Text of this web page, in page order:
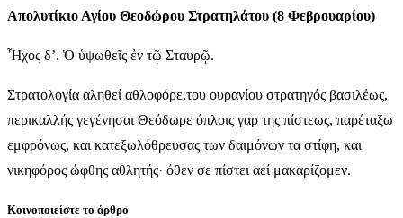
Απολυτίκιο Αγίου Θεοδώρου Στρατηλάτου (8 Φεβρουαρίου)
Ἦχος δ’. Ὁ ὑψωθεῖς ἐν τῷ Σταυρῷ.
Στρατολογία αληθεί αθλοφόρε,του ουρανίου στρατηγός βασιλέως,
περικαλλής γεγένησαι Θεόδωρε όπλοις γαρ της πίστεως, παρέταξω
εμφρόνως, και κατεξωλόθρευσας των δαιμόνων τα στίφη, και
νικηφόρος ώφθης αθλητής· όθεν σε πίστει αεί μακαρίζομεν.
Κοινοποιείστε το άρθρο